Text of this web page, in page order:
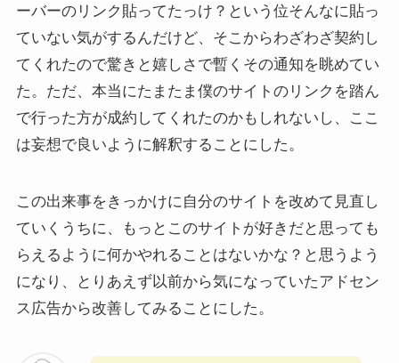
ーバーのリンク貼ってたっけ？という位そんなに貼っ
ていない気がするんだけど、そこからわざわざ契約し
てくれたので驚きと嬉しさで暫くその通知を眺めてい
た。ただ、本当にたまたま僕のサイトのリンクを踏ん
で行った方が成約してくれたのかもしれないし、ここ
は妄想で良いように解釈することにした。
この出来事をきっかけに自分のサイトを改めて見直し
ていくうちに、もっとこのサイトが好きだと思っても
らえるように何かやれることはないかな？と思うよう
になり、とりあえず以前から気になっていたアドセン
ス広告から改善してみることにした。